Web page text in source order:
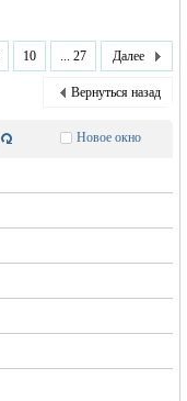
10 ... 27 Далее
Вернуться назад
Новое окно